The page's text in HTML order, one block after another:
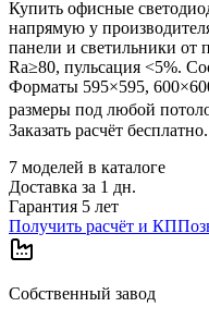
Купить офисные
напрямую у
панели и светильники от
Ra≥80, пульсация <5%.
Форматы 595×595,
размеры под любой
Заказать расчёт
7 моделей в каталоге
Доставка за 1 дн.
Гарантия 5 лет
Получить расчёт и КП
Собственный завод